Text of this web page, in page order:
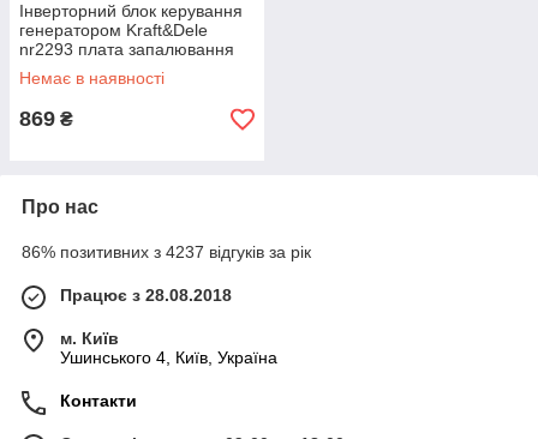
Інверторний блок керування
генератором Kraft&Dele
nr2293 плата запалювання
для генератора 2.5–3.5 кВт
Немає в наявності
869 ₴
Про нас
86% позитивних з 4237 відгуків за рік
Працює з 28.08.2018
м. Київ
Ушинського 4, Київ, Україна
Контакти